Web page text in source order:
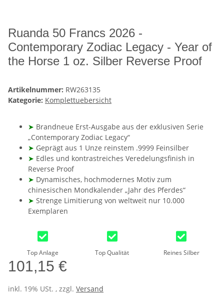
Ruanda 50 Francs 2026 -
Contemporary Zodiac Legacy - Year of
the Horse 1 oz. Silber Reverse Proof
Artikelnummer: RW263135
Kategorie: Komplettuebersicht
➤ Brandneue Erst-Ausgabe aus der exklusiven Serie
„Contemporary Zodiac Legacy“
➤ Geprägt aus 1 Unze reinstem .9999 Feinsilber
➤ Edles und kontrastreiches Veredelungsfinish in
Reverse Proof
➤ Dynamisches, hochmodernes Motiv zum
chinesischen Mondkalender „Jahr des Pferdes“
➤ Strenge Limitierung von weltweit nur 10.000
Exemplaren
Top Anlage Top Qualität Reines Silber
101,15 €
inkl. 19% USt. , zzgl. Versand